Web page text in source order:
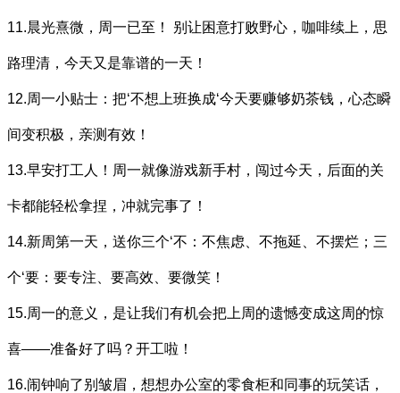
11.晨光熹微，周一已至！ 别让困意打败野心，咖啡续上，思
路理清，今天又是靠谱的一天！
12.周一小贴士：把‘不想上班换成‘今天要赚够奶茶钱，心态瞬
间变积极，亲测有效！
13.早安打工人！周一就像游戏新手村，闯过今天，后面的关
卡都能轻松拿捏，冲就完事了！
14.新周第一天，送你三个‘不：不焦虑、不拖延、不摆烂；三
个‘要：要专注、要高效、要微笑！
15.周一的意义，是让我们有机会把上周的遗憾变成这周的惊
喜——准备好了吗？开工啦！
16.闹钟响了别皱眉，想想办公室的零食柜和同事的玩笑话，